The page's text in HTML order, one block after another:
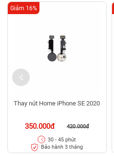
Thay nút Home iPhone SE 2020
350.000đ 420.000đ
Giảm 16%
30 - 45 phút
Bảo hành 3 tháng